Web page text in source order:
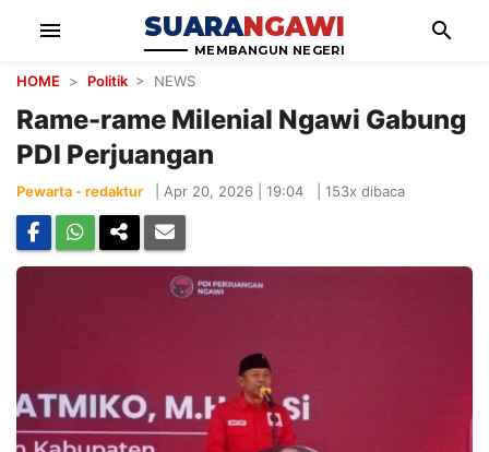
menu SUARANGAWI
MEMBANGUN NEGERI
search
HOME > Politik > NEWS
Rame-rame Milenial Ngawi Gabung
PDI Perjuangan
Pewarta - redaktur Apr 20, 2026 | 19:04 153x dibaca